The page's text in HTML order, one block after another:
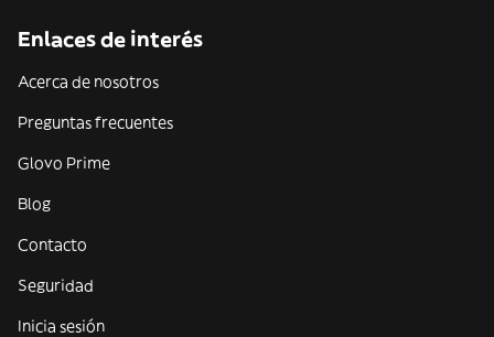
Enlaces de interés
Acerca de nosotros
Preguntas frecuentes
Glovo Prime
Blog
Contacto
Seguridad
Inicia sesión